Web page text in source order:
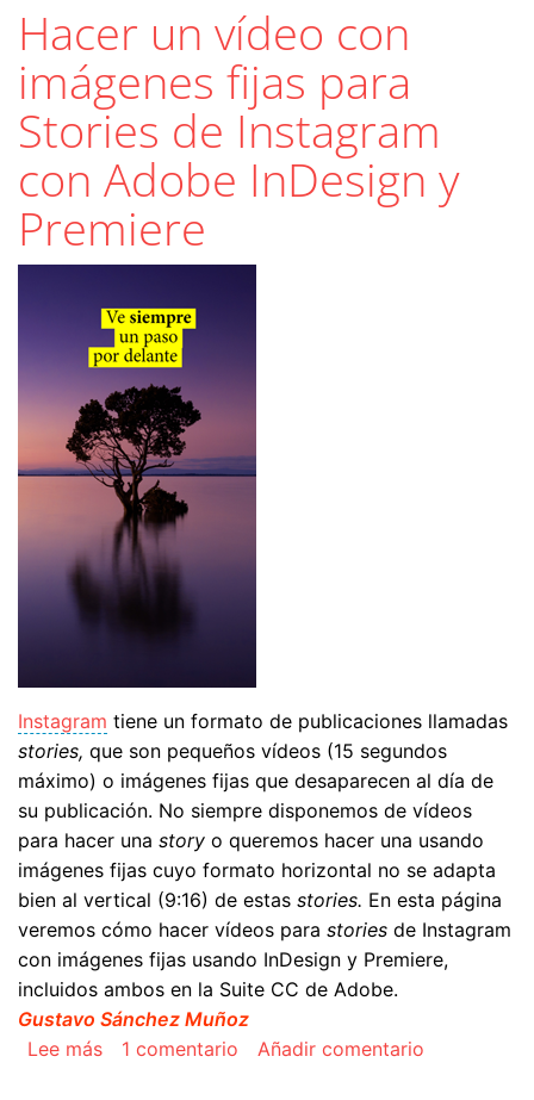
Hacer un vídeo con
imágenes fijas para
Stories de Instagram
con Adobe InDesign y
Premiere
Instagram tiene un formato de publicaciones llamadas
stories, que son pequeños vídeos (15 segundos
máximo) o imágenes fijas que desaparecen al día de
su publicación. No siempre disponemos de vídeos
para hacer una story o queremos hacer una usando
imágenes fijas cuyo formato horizontal no se adapta
bien al vertical (9:16) de estas stories. En esta página
veremos cómo hacer vídeos para stories de Instagram
con imágenes fijas usando InDesign y Premiere,
incluidos ambos en la Suite CC de Adobe.
Gustavo Sánchez Muñoz
Lee mássobre Hacer un vídeo con imágenes fijas para
1 comentario Añadir comentario